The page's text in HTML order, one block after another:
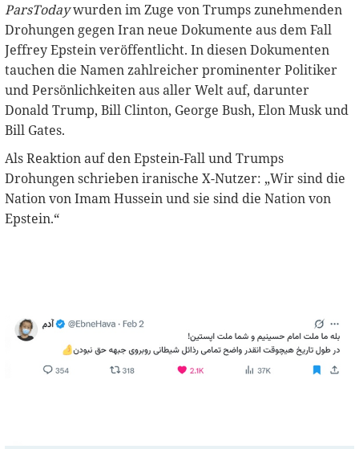
ParsTodaywurden im Zuge von Trumps zunehmenden
Drohungen gegen Iran neue Dokumente aus dem Fall
Jeffrey Epstein veröffentlicht. In diesen Dokumenten
tauchen die Namen zahlreicher prominenter Politiker
und Persönlichkeiten aus aller Welt auf, darunter
Donald Trump, Bill Clinton, George Bush, Elon Musk und
Bill Gates.
Als Reaktion auf den Epstein-Fall und Trumps
Drohungen schrieben iranische X-Nutzer: „Wir sind die
Nation von Imam Hussein und sie sind die Nation von
Epstein.“